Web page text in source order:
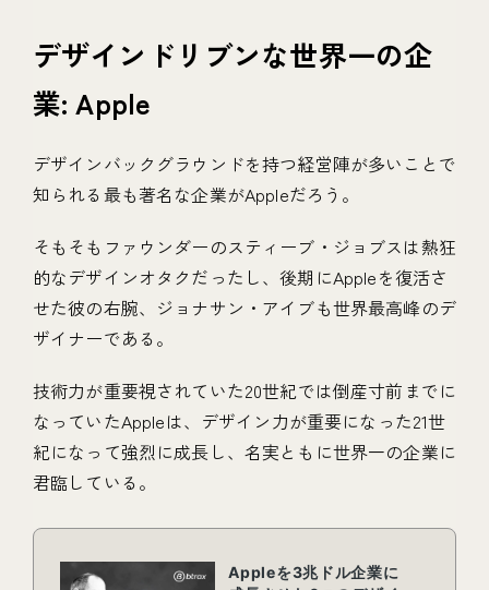
デザインドリブンな世界一の企
業: Apple
デザインバックグラウンドを持つ経営陣が多いことで
知られる最も著名な企業がAppleだろう。
そもそもファウンダーのスティーブ・ジョブスは熱狂
的なデザインオタクだったし、後期にAppleを復活さ
せた彼の右腕、ジョナサン・アイブも世界最高峰のデ
ザイナーである。
技術力が重要視されていた20世紀では倒産寸前までに
なっていたAppleは、デザイン力が重要になった21世
紀になって強烈に成長し、名実ともに世界一の企業に
君臨している。